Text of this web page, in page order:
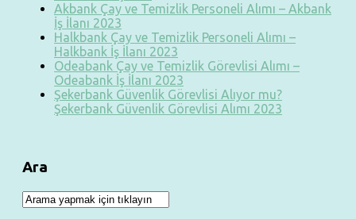
Akbank Çay ve Temizlik Personeli Alımı – Akbank
İş İlanı 2023
Halkbank Çay ve Temizlik Personeli Alımı –
Halkbank İş İlanı 2023
Odeabank Çay ve Temizlik Görevlisi Alımı –
Odeabank İş İlanı 2023
Şekerbank Güvenlik Görevlisi Alıyor mu?
Şekerbank Güvenlik Görevlisi Alımı 2023
Ara